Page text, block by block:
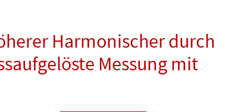
Harmonischer durch
Messung mit